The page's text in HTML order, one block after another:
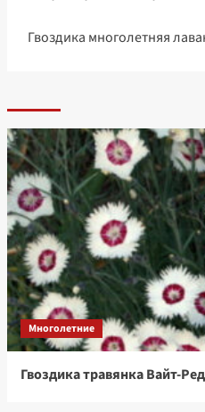
Гвоздика многолетняя
Многолетние
Гвоздика травянка Вайт-